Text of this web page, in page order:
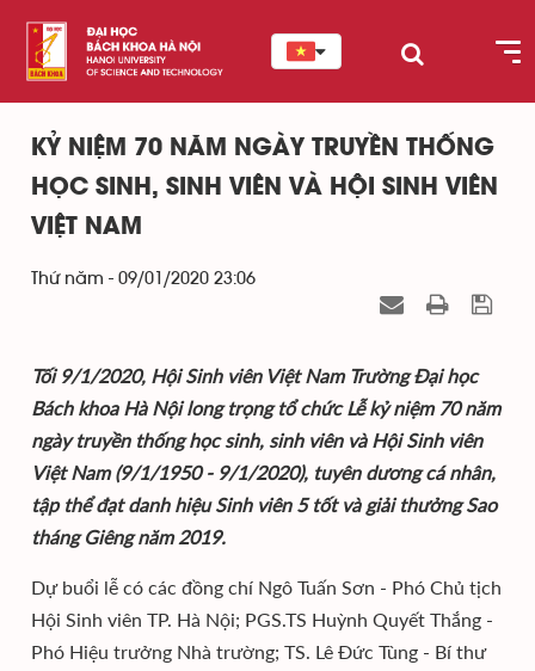
KỶ NIỆM 70 NĂM NGÀY TRUYỀN THỐNG
HỌC SINH, SINH VIÊN VÀ HỘI SINH VIÊN
VIỆT NAM
Thứ năm - 09/01/2020 23:06
Tối 9/1/2020, Hội Sinh viên Việt Nam Trường Đại học
Bách khoa Hà Nội long trọng tổ chức Lễ kỷ niệm 70 năm
ngày truyền thống học sinh, sinh viên và Hội Sinh viên
Việt Nam (9/1/1950 - 9/1/2020), tuyên dương cá nhân,
tập thể đạt danh hiệu Sinh viên 5 tốt và giải thưởng Sao
tháng Giêng năm 2019.
Dự buổi lễ có các đồng chí Ngô Tuấn Sơn - Phó Chủ tịch
Hội Sinh viên TP. Hà Nội; PGS.TS Huỳnh Quyết Thắng -
Phó Hiệu trưởng Nhà trường; TS. Lê Đức Tùng - Bí thư